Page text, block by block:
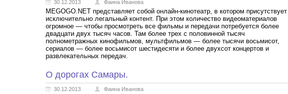
30.12.2013 Фаина Иванова
MEGOGO.NET представляет собой онлайн-кинотеатр, в котором присутствует
исключительно легальный контент. При этом количество видеоматериалов
огромное — чтобы просмотреть все фильмы и передачи потребуется более
двадцати двух тысяч часов. Там более трех с половинной тысяч
полнометражных кинофильмов, мультфильмов — более тысячи восьмисот,
сериалов — более восьмисот шестидесяти и более двухсот концертов и
развлекательных передач.
О дорогах Самары.
30.12.2013 Фаина Иванова